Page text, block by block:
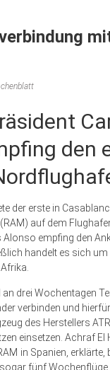
den
der erste in
auf dem
Alonso empfing den
handelt es sich um
drei Wochentagen
verbinden und
des Herstellers
einsetzen. Achraf El
in Spanien, erklärte,
fünf